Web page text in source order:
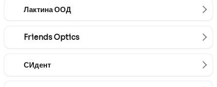
Лактина ООД
Friends Optics
СИдент